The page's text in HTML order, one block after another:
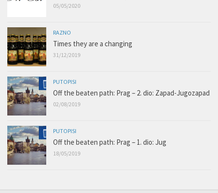
05/05/2020
RAZNO
Times they are a changing
31/12/2019
PUTOPISI
Off the beaten path: Prag – 2. dio: Zapad-Jugozapad
02/08/2019
PUTOPISI
Off the beaten path: Prag – 1. dio: Jug
18/05/2019